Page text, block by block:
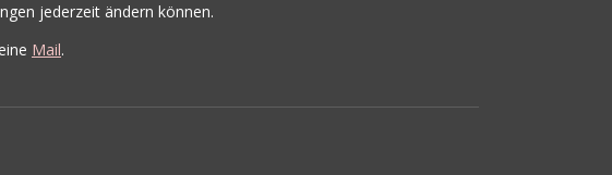
jederzeit ändern können.
Mail.